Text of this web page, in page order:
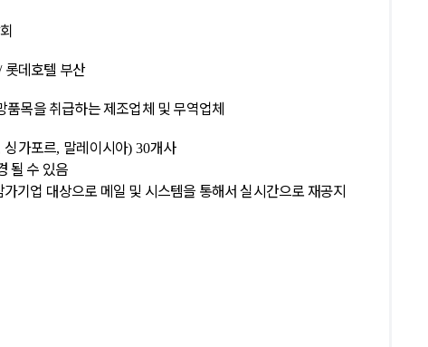
롯데호텔 부산
품목을 취급하는 제조업체 및 무역업체
싱가포르, 말레이시아) 30개사
될 수 있음
기업 대상으로 메일 및 시스템을 통해서 실시간으로 재공지